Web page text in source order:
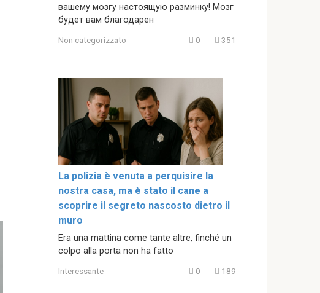
вашему мозгу настоящую разминку! Мозг
будет вам благодарен
Non categorizzato 0 351
La polizia è venuta a perquisire la
nostra casa, ma è stato il cane a
scoprire il segreto nascosto dietro il
muro
Era una mattina come tante altre, finché un
colpo alla porta non ha fatto
Interessante 0 189